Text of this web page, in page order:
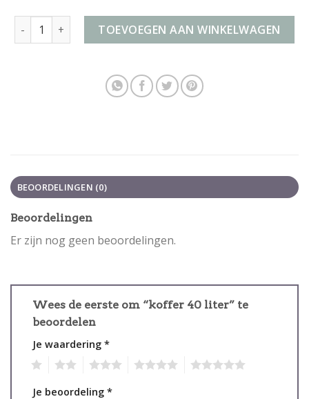
koffer 40 liter aantalTOEVOEGEN AAN WINKELWAGEN
BEOORDELINGEN (0)
Beoordelingen
Er zijn nog geen beoordelingen.
Wees de eerste om “koffer 40 liter” te
beoordelen
Je waardering *
Je beoordeling *